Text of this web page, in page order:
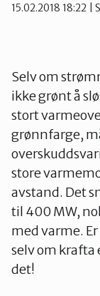
15.02.2018 18:22 |
Selv om
ikke grønt å
stort
grønnfarge,
store
avstand. Det
til 400 MW,
med varme.
selv om krafta
det!